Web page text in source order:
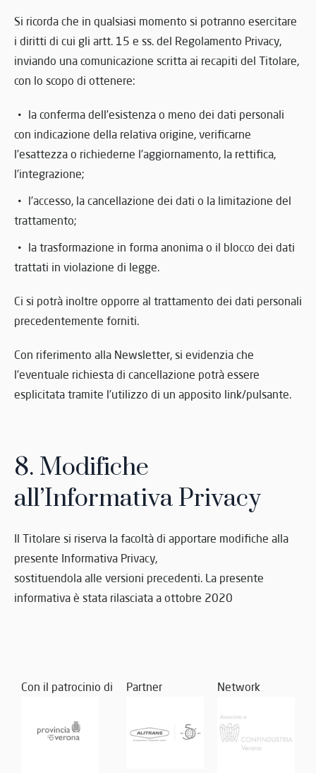
Si ricorda che in qualsiasi momento si potranno esercitare
i diritti di cui gli artt. 15 e ss. del Regolamento Privacy,
inviando una comunicazione scritta ai recapiti del Titolare,
con lo scopo di ottenere:
la conferma dell’esistenza o meno dei dati personali
con indicazione della relativa origine, verificarne
l’esattezza o richiederne l’aggiornamento, la rettifica,
l’integrazione;
l’accesso, la cancellazione dei dati o la limitazione del
trattamento;
la trasformazione in forma anonima o il blocco dei dati
trattati in violazione di legge.
Ci si potrà inoltre opporre al trattamento dei dati personali
precedentemente forniti.
Con riferimento alla Newsletter, si evidenzia che
l’eventuale richiesta di cancellazione potrà essere
esplicitata tramite l’utilizzo di un apposito link/pulsante.
8. Modifiche
all’Informativa Privacy
Il Titolare si riserva la facoltà di apportare modifiche alla
presente Informativa Privacy,
sostituendola alle versioni precedenti. La presente
informativa è stata rilasciata a ottobre 2020
Con il patrocinio di Partner Network